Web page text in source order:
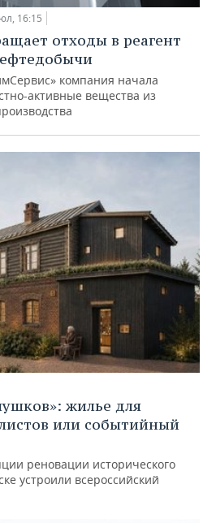
16:15
отходы в реагент
компания начала
активные вещества из
жилье для
или событийный
реновации исторического
устроили всероссийский